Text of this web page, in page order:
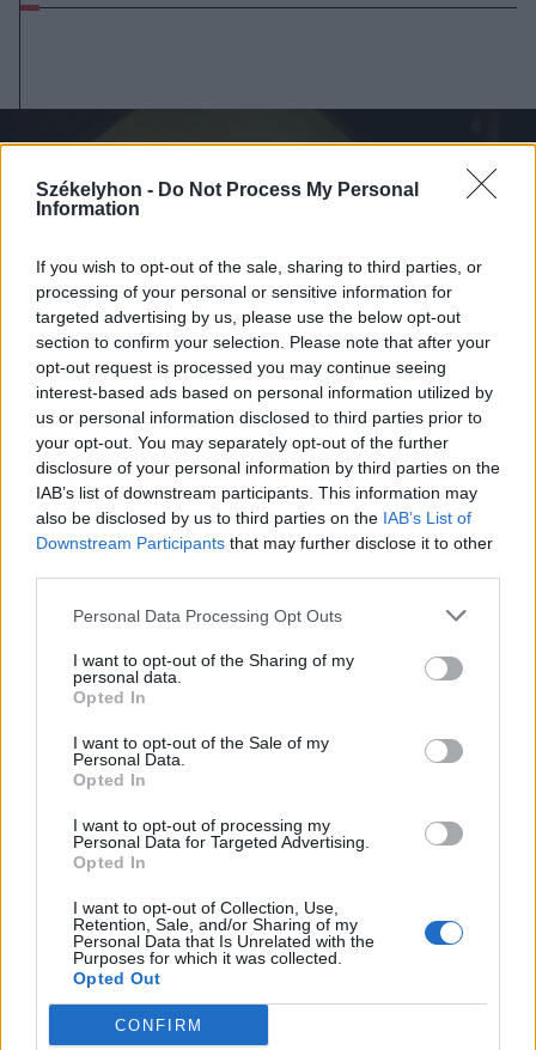
Székelyhon - Do Not Process My Personal
Information
If you wish to opt-out of the sale, sharing to third parties, or
processing of your personal or sensitive information for
targeted advertising by us, please use the below opt-out
section to confirm your selection. Please note that after your
opt-out request is processed you may continue seeing
interest-based ads based on personal information utilized by
us or personal information disclosed to third parties prior to
your opt-out. You may separately opt-out of the further
disclosure of your personal information by third parties on the
IAB’s list of downstream participants. This information may
also be disclosed by us to third parties on the IAB’s List of
Downstream Participants that may further disclose it to other
Personal Data Processing Opt Outs
I want to opt-out of the Sharing of my
personal data.
Opted In
I want to opt-out of the Sale of my
Personal Data.
Opted In
I want to opt-out of processing my
Personal Data for Targeted Advertising.
Opted In
I want to opt-out of Collection, Use,
Retention, Sale, and/or Sharing of my
Personal Data that Is Unrelated with the
Purposes for which it was collected.
Opted Out
CONFIRM
2026. augusztus 05., szerda
Jogosítvány nélkül, ittasan hajtott
háznak egy csíkszeredai férfi